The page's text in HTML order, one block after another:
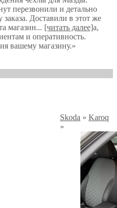
перезвонили и детально
Доставили в этот же
магазин... [читать далее]а,
и оперативность.
вашему магазину.»
Skoda » Karoq
»